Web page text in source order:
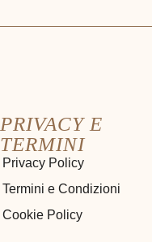
PRIVACY E
TERMINI
Privacy Policy
Termini e Condizioni
Cookie Policy